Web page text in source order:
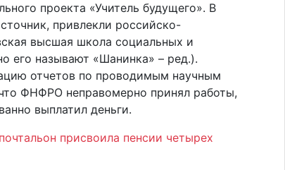
проекта «Учитель будущего». В
привлекли российско-
высшая школа социальных и
его называют «Шанинка» – ред.).
отчетов по проводимым научным
ФНФРО неправомерно принял работы,
выплатил деньги.
присвоила пенсии четырех